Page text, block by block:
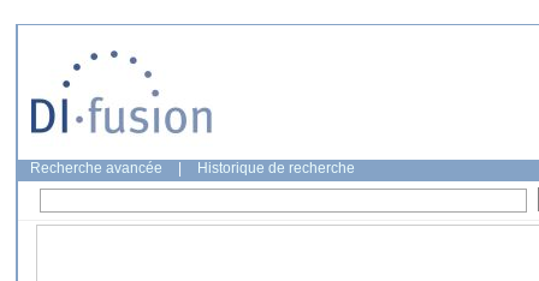
Recherche avancée Historique de recherche